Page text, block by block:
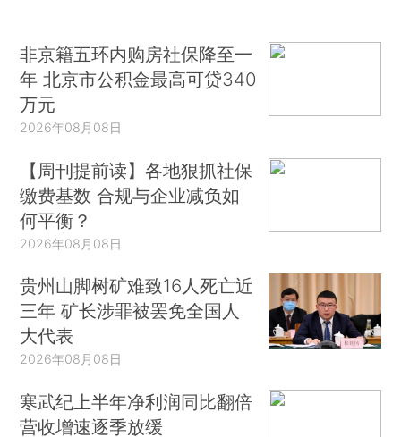
非京籍五环内购房社保降至一
年 北京市公积金最高可贷340
万元
2026年08月08日
【周刊提前读】各地狠抓社保
缴费基数 合规与企业减负如
何平衡？
2026年08月08日
贵州山脚树矿难致16人死亡近
三年 矿长涉罪被罢免全国人
大代表
2026年08月08日
寒武纪上半年净利润同比翻倍
营收增速逐季放缓